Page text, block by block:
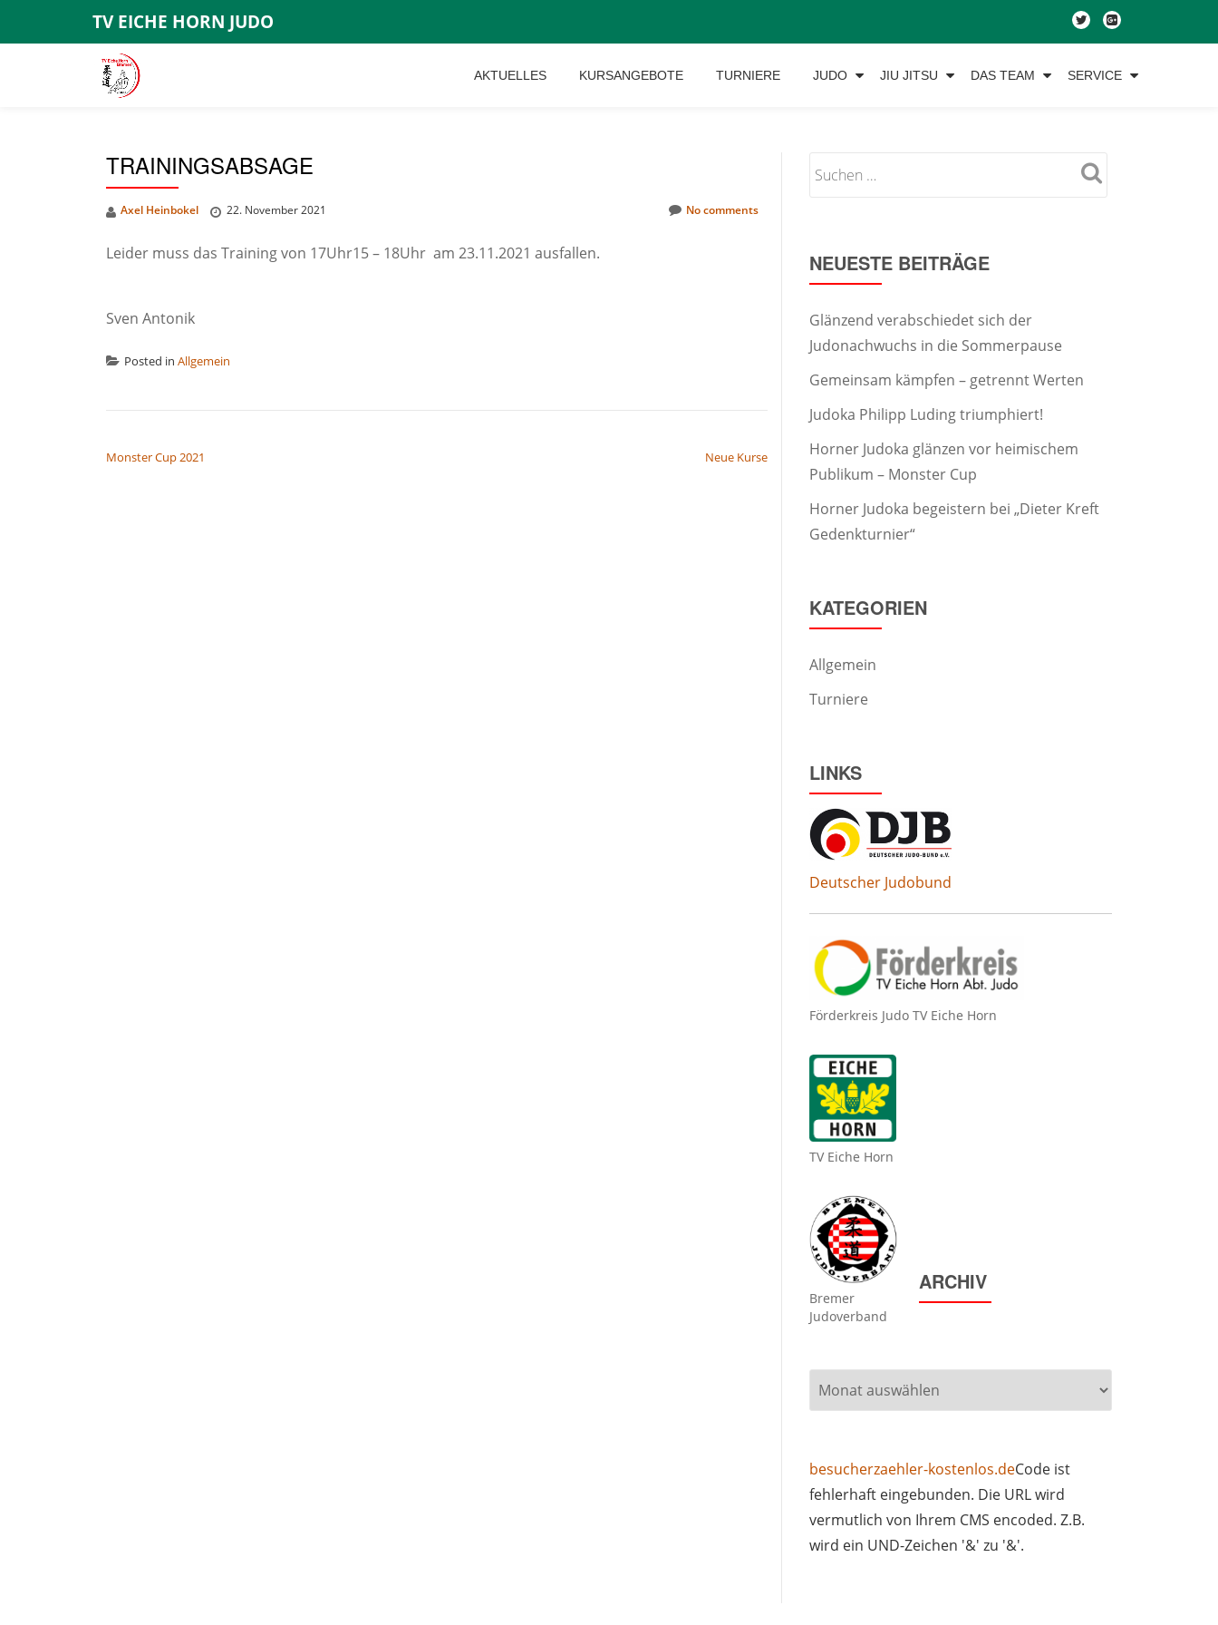
Skip
TV EICHE HORN JUDO
fa-
twitter
fa-
google-
plus-
AKTUELLES KURSANGEBOTE TURNIERE JUDO JIU JITSU DAS TEAM SERVICE
TRAININGSABSAGE
Axel Heinbokel 22. November 2021 No comments
Leider muss das Training von 17Uhr15 – 18Uhr am 23.11.2021 ausfallen.
Sven Antonik
Posted in Allgemein
Monster Cup 2021 Neue Kurse
NEUESTE BEITRÄGE
Glänzend verabschiedet sich der
Judonachwuchs in die Sommerpause
Gemeinsam kämpfen – getrennt Werten
Judoka Philipp Luding triumphiert!
Horner Judoka glänzen vor heimischem
Publikum – Monster Cup
Horner Judoka begeistern bei „Dieter Kreft
Gedenkturnier“
KATEGORIEN
Allgemein
Turniere
LINKS
Deutscher Judobund
Förderkreis Judo TV Eiche Horn
TV Eiche Horn
Bremer
Judoverband
ARCHIV
Archiv
besucherzaehler-kostenlos.deCode ist
fehlerhaft eingebunden. Die URL wird
vermutlich von Ihrem CMS encoded. Z.B.
wird ein UND-Zeichen '&' zu '&'.